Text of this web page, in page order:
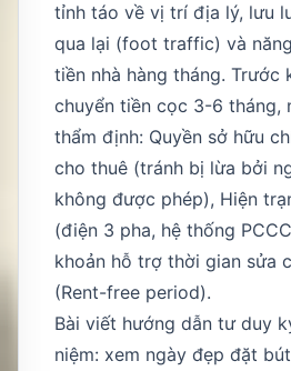
tỉnh táo về vị trí địa lý, lưu
qua lại (foot traffic) và
tiền nhà hàng tháng. Trước
chuyển tiền cọc 3-6 tháng,
thẩm định: Quyền sở hữu
cho thuê (tránh bị lừa bởi
không được phép), Hiện
(điện 3 pha, hệ thống
khoản hỗ trợ thời gian sửa
(Rent-free period).
Bài viết hướng dẫn tư duy
niệm: xem ngày đẹp đặt